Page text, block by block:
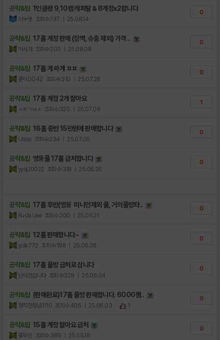
공략&팁 1인클랜 9,10랩 캐피탈 & 8계정x2팝니다
이누엣 조회수:137 | 25.08.14
0
공략&팁 17홀 계정 판매 (장벽, 슈충 제외) 가격 ..
이서겨 조회수:200 | 25.08.08
0
공략&팁 17홀 계 싸게 ㅍㅍ
훈이GG4Z 조회수:310 | 25.07.28
0
공략&팁 17홀 계정 2개 팔아요
ㅅㅌㄱㅂㅅ 조회수:320 | 25.07.06
1
공략&팁 16홀 중반 15만원에 판매합니다
Ulisis 조회수:234 | 25.07.05
0
공략&팁 영웅풀 17홀 급처합니다
yysj20022 조회수:318 | 25.06.26
0
공략&팁 17홀 후반(영웅 미니언제외 풀, 거의풀방타..
Ruda Lee 조회수:200 | 25.06.21
0
공략&팁 12홀 판매합니다~
yolk772 조회수:198 | 25.06.06
0
공략&팁 17홀 풀방 급처로 삽니다
난이만갑니다 조회수:328 | 25.06.04
0
공략&팁 (판매완료)17홀 풀방 판매합니다. 6000젬..
정직한청년.1110 조회수:406 | 25.06.03 1
0
공략&팁 15홀 계정 팔아요 급처
좆두민 조회수:385 | 25.05.18
0